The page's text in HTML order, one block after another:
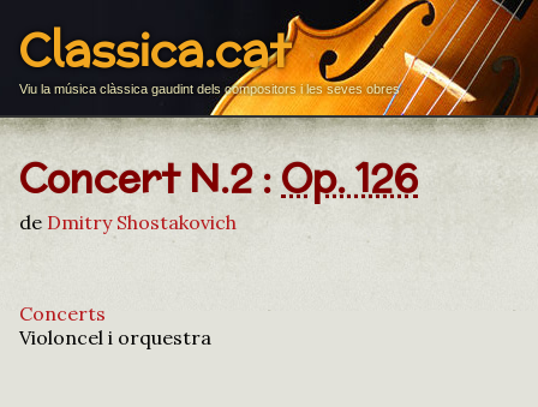
Classica.cat
Viu la música clàssica gaudint dels compositors i les seves obres
Concert N.2 :Op. 126
de Dmitry Shostakovich
Concerts
Violoncel i orquestra